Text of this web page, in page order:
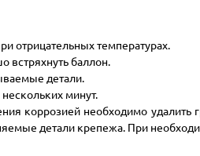
отрицательных температурах.
встряхнуть баллон.
детали.
минут.
коррозией необходимо
детали крепежа. При